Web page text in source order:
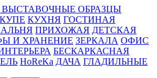
ОБРАЗЦЫ
КУХНЯ ГОСТИНАЯ
ПРИХОЖАЯ ДЕТСКАЯ
И ХРАНЕНИЕ ЗЕРКАЛА ОФИС
БЕСКАРКАСНАЯ
HoReKa ДАЧА ГЛАДИЛЬНЫЕ